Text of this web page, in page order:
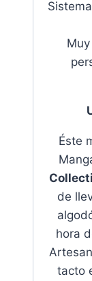
Sistema
Éste
de
hora
tacto